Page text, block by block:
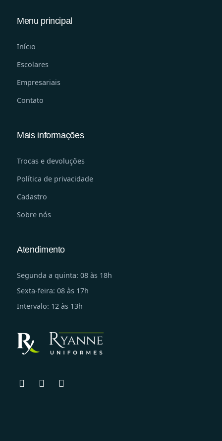
Menu principal
Início
Escolares
Empresariais
Contato
Mais informações
Trocas e devoluções
Política de privacidade
Cadastro
Sobre nós
Atendimento
Segunda a quinta: 08 às 18h
Sexta-feira: 08 às 17h
Intervalo: 12 às 13h